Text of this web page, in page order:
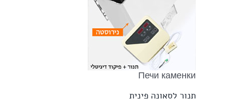
Печи каменки
תנור לסאונה פינית